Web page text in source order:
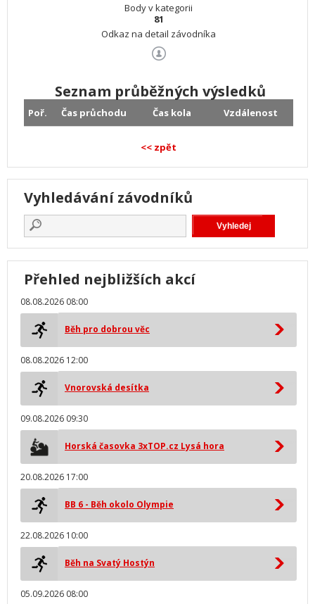
Body v kategorii
81
Odkaz na detail závodníka
Seznam průběžných výsledků
Poř. Čas průchodu Čas kola Vzdálenost
<< zpět
Vyhledávání závodníků
Přehled nejbližších akcí
08.08.2026 08:00
Běh pro dobrou věc
08.08.2026 12:00
Vnorovská desítka
09.08.2026 09:30
Horská časovka 3xTOP.cz Lysá hora
20.08.2026 17:00
BB 6 - Běh okolo Olympie
22.08.2026 10:00
Běh na Svatý Hostýn
05.09.2026 08:00